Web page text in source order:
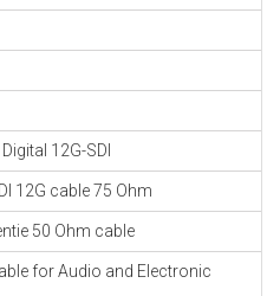
12G-SDI
12G cable 75 Ohm
50 Ohm cable
for Audio and Electronic